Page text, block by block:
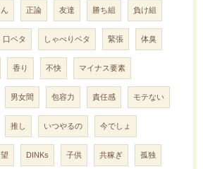
正論 友達 勝ち組 負け組
口ベタ しゃべりベタ 緊張 体臭
香り 不快 マイナス要素
男女間 包容力 責任感 モテない
推し いつやるの 今でしょ
DINKs 子供 共稼ぎ 孤独